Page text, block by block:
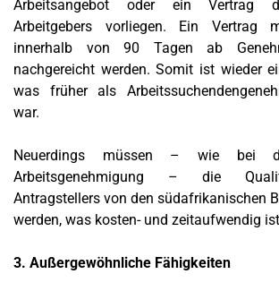
Arbeitsangebot oder ein Vertrag
Arbeitgebers vorliegen. Ein Vertrag
innerhalb von 90 Tagen ab
nachgereicht werden. Somit ist wieder
was früher als
war.
Neuerdings müssen – wie bei
Arbeitsgenehmigung – die
Antragstellers von den südafrikanischen
werden, was kosten- und zeitaufwendig
3. Außergewöhnliche Fähigkeiten